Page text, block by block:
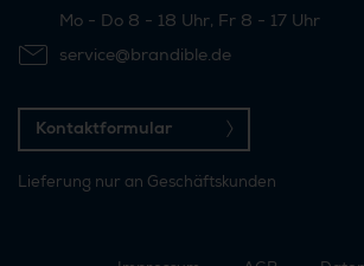
Mo - Do 8 - 18 Uhr, Fr 8 - 17 Uhr
service@brandible.de
Kontaktformular
Lieferung nur an Geschäftskunden